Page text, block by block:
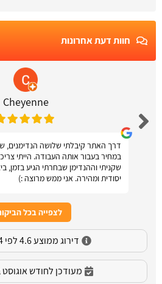
חוות דעת אחרונות
Cheyenne
דרך האתר קיבלתי שלושה הנדימנים,
במחיר בעבור אותה העבודה. הייתי
שקניתי וההנדימן שבחרתי הגיע
יסודית ומהירה. אני ממש מרוצה :)
לצפייה בכל
דירוג ממוצע 4.6 לפי 484 דירוגים
מעודכן לחודש אוגוסט